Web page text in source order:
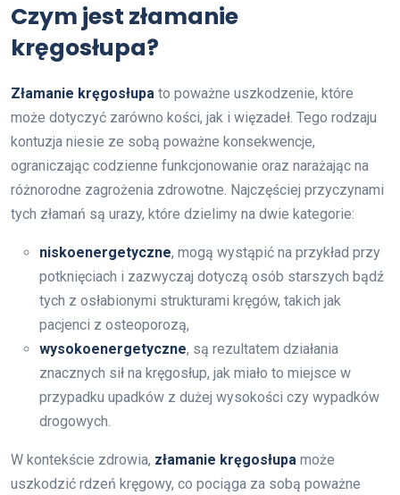
Czym jest złamanie
kręgosłupa?
Złamanie kręgosłupa to poważne uszkodzenie, które
może dotyczyć zarówno kości, jak i więzadeł. Tego rodzaju
kontuzja niesie ze sobą poważne konsekwencje,
ograniczając codzienne funkcjonowanie oraz narażając na
różnorodne zagrożenia zdrowotne. Najczęściej przyczynami
tych złamań są urazy, które dzielimy na dwie kategorie:
niskoenergetyczne, mogą wystąpić na przykład przy
potknięciach i zazwyczaj dotyczą osób starszych bądź
tych z osłabionymi strukturami kręgów, takich jak
pacjenci z osteoporozą,
wysokoenergetyczne, są rezultatem działania
znacznych sił na kręgosłup, jak miało to miejsce w
przypadku upadków z dużej wysokości czy wypadków
drogowych.
W kontekście zdrowia, złamanie kręgosłupa może
uszkodzić rdzeń kręgowy, co pociąga za sobą poważne